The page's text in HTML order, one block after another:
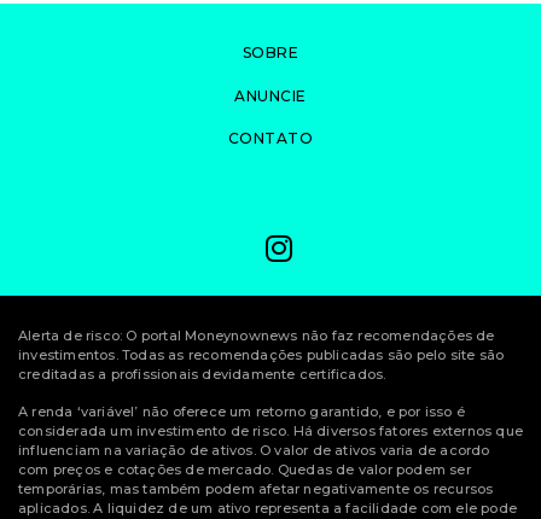
SOBRE
ANUNCIE
CONTATO
Alerta de risco: O portal Moneynownews não faz recomendações de
investimentos. Todas as recomendações publicadas são pelo site são
creditadas a profissionais devidamente certificados.
A renda ‘variável’ não oferece um retorno garantido, e por isso é
considerada um investimento de risco. Há diversos fatores externos que
influenciam na variação de ativos. O valor de ativos varia de acordo
com preços e cotações de mercado. Quedas de valor podem ser
temporárias, mas também podem afetar negativamente os recursos
aplicados. A liquidez de um ativo representa a facilidade com ele pode